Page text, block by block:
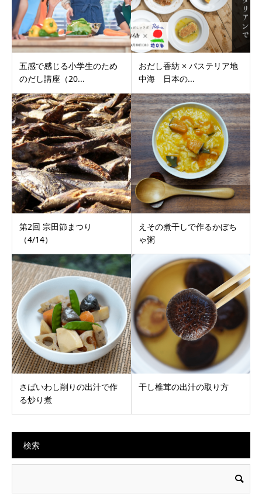
五感で感じる小学生のため
のだし講座（20...
おだし香紡 × パステリア地
中海 日本の...
第2回 宗田節まつり
（4/14）
えその煮干しで作るかぼち
ゃ粥
さばいわし削りの出汁で作
る炒り煮
干し椎茸の出汁の取り方
検索